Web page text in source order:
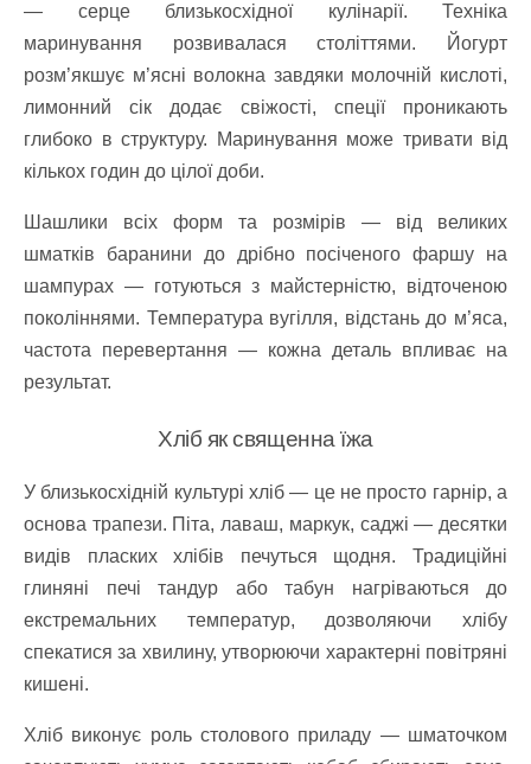
— серце близькосхідної кулінарії. Техніка
маринування розвивалася століттями. Йогурт
розм’якшує м’ясні волокна завдяки молочній кислоті,
лимонний сік додає свіжості, спеції проникають
глибоко в структуру. Маринування може тривати від
кількох годин до цілої доби.
Шашлики всіх форм та розмірів — від великих
шматків баранини до дрібно посіченого фаршу на
шампурах — готуються з майстерністю, відточеною
поколіннями. Температура вугілля, відстань до м’яса,
частота перевертання — кожна деталь впливає на
результат.
Хліб як священна їжа
У близькосхідній культурі хліб — це не просто гарнір, а
основа трапези. Піта, лаваш, маркук, саджі — десятки
видів пласких хлібів печуться щодня. Традиційні
глиняні печі тандур або табун нагріваються до
екстремальних температур, дозволяючи хлібу
спекатися за хвилину, утворюючи характерні повітряні
кишені.
Хліб виконує роль столового приладу — шматочком